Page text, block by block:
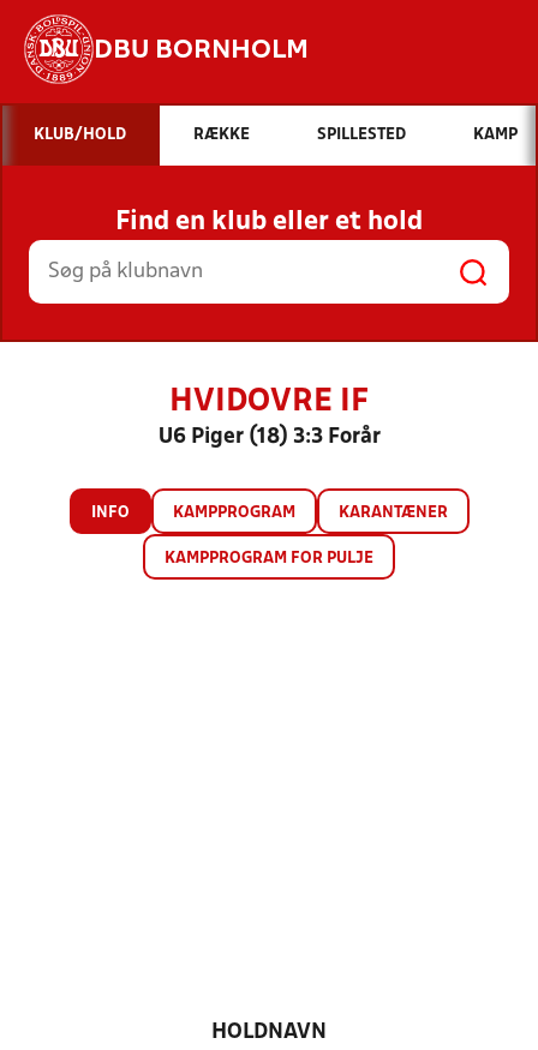
DBU BORNHOLM
Hvad vil du søge efter?
INDHOLD OG NYHEDER
STILLINGER, RESULTATER, KLUBBER OG
HOLD
KLUB/HOLD RÆKKE SPILLESTED KAMP
Find en klub eller et hold
HVIDOVRE IF
U6 Piger (18) 3:3 Forår
INFO KAMPPROGRAM KARANTÆNER
KAMPPROGRAM FOR PULJE
HOLDNAVN